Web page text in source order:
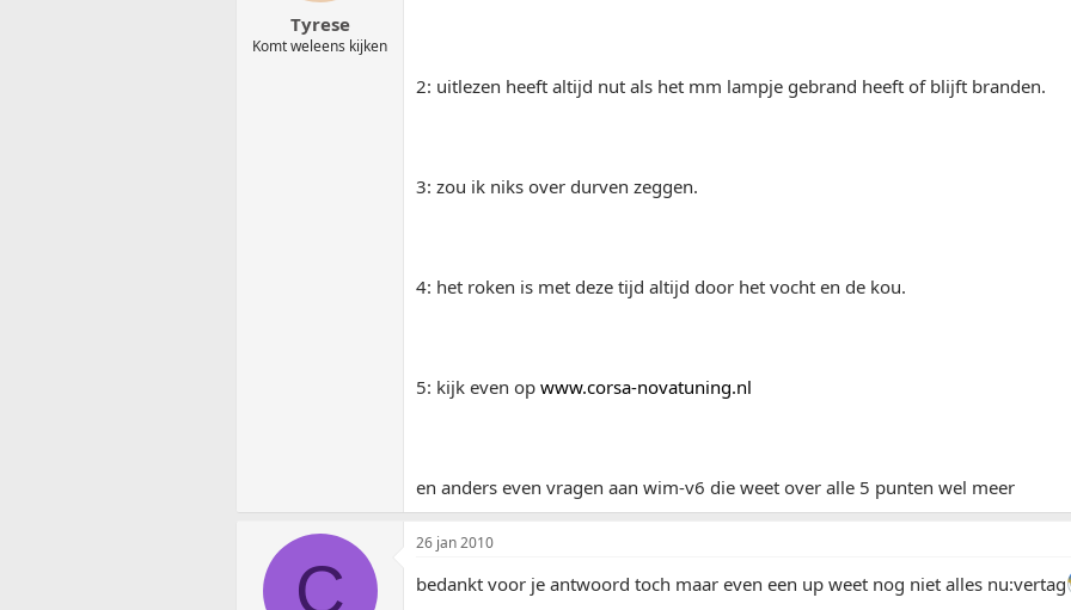
Tyrese
Komt weleens kijken
2: uitlezen heeft altijd nut als het mm lampje gebrand heeft of blijft branden.
3: zou ik niks over durven zeggen.
4: het roken is met deze tijd altijd door het vocht en de kou.
5: kijk even op www.corsa-novatuning.nl
en anders even vragen aan wim-v6 die weet over alle 5 punten wel meer
C
26 jan 2010
bedankt voor je antwoord toch maar even een up weet nog niet alles nu:vertag